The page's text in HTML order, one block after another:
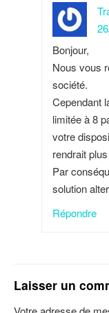
Bonjour,
Nous vous
société.
Cependant
limitée à 8
votre
rendrait
Par
solution
Répondre
Laisser un